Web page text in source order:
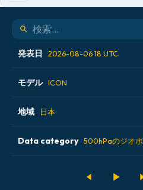
発表日 2026-08-06 18 UTC
2026-08-06 00 UTC
2026-08-06 06 UTC
2026-08-06 12 UTC
モデル ICON
ALADIN CZ 2.3 km
ECMWF AIFS [AI]
地域 日本
アイスランド
Data category 500hPaのジオ